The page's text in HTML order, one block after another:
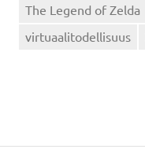
The Legend of Zelda
virtuaalitodellisuus